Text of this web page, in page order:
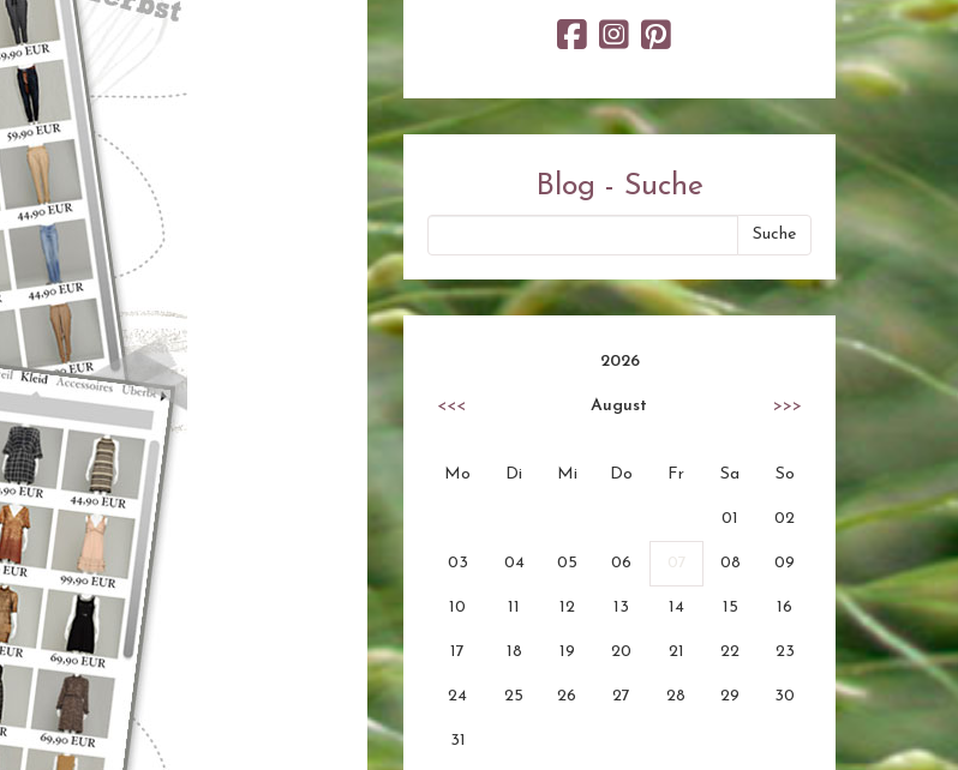
Blog - Suche
2026
<<< August >>>
Mo Di Mi Do Fr Sa So
01 02
03 04 05 06 07 08 09
10 11 12 13 14 15 16
17 18 19 20 21 22 23
24 25 26 27 28 29 30
31